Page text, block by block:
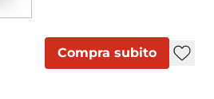
Compra subito